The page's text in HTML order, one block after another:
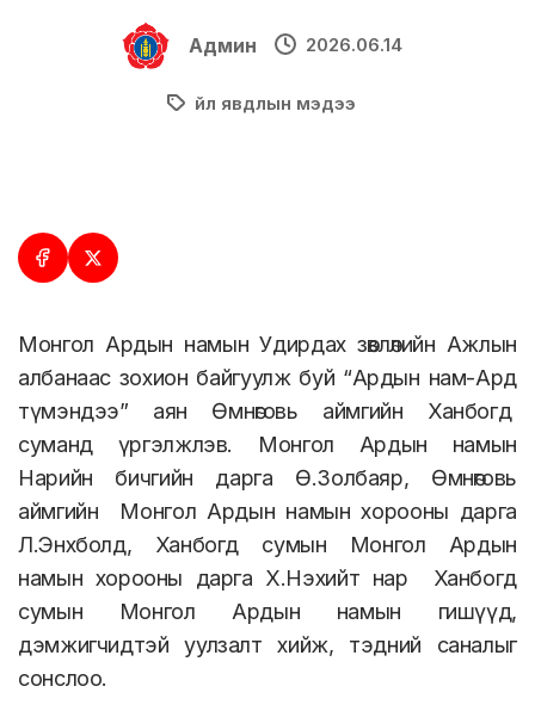
Админ 2026.06.14
Үйл явдлын мэдээ
Монгол Ардын намын Удирдах зөвлөлийн Ажлын
албанаас зохион байгуулж буй “Ардын нам-Ард
түмэндээ” аян Өмнөговь аймгийн Ханбогд
суманд үргэлжлэв. Монгол Ардын намын
Нарийн бичгийн дарга Ө.Золбаяр, Өмнөговь
аймгийн
Монгол Ардын намын хорооны дарга
Л.Энхболд, Ханбогд сумын Монгол Ардын
намын хорооны дарга Х.Нэхийт нар
Ханбогд
сумын Монгол Ардын намын гишүүд,
дэмжигчидтэй уулзалт хийж, тэдний саналыг
сонслоо.